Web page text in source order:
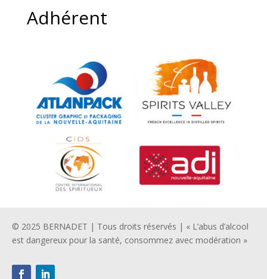
Adhérent
© 2025 BERNADET | Tous droits réservés | « L’abus d’alcool
est dangereux pour la santé, consommez avec modération »